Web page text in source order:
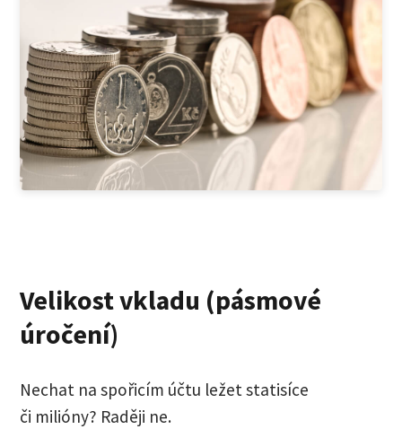
Velikost vkladu (pásmové
úročení)
Nechat na spořicím účtu ležet statisíce
či milióny? Raději ne.